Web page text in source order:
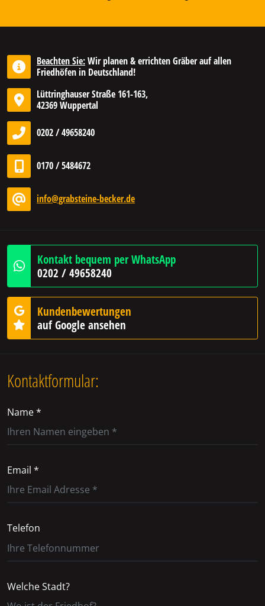
Beachten Sie:Wir planen & errichten Gräber auf allen
Friedhöfen in Deutschland!
Lüttringhauser Straße 161-163,
42369 Wuppertal
0202 / 49658240
0170 / 5484672
info@grabsteine-becker.de
Kontakt bequem per WhatsApp
0202 / 49658240
Kundenbewertungen
auf Google ansehen
Kontaktformular:
Name *
Email *
Telefon
Welche Stadt?